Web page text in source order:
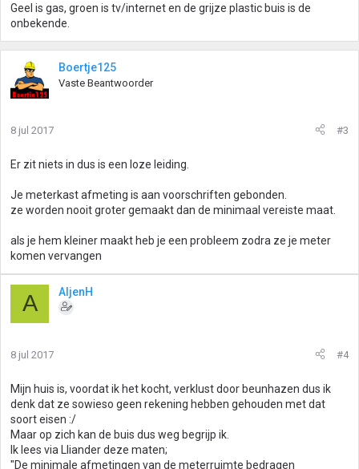
Geel is gas, groen is tv/internet en de grijze plastic buis is de
onbekende.
Boertje125
Vaste Beantwoorder
8 jul 2017 #3
Er zit niets in dus is een loze leiding.
Je meterkast afmeting is aan voorschriften gebonden.
ze worden nooit groter gemaakt dan de minimaal vereiste maat.
als je hem kleiner maakt heb je een probleem zodra ze je meter
komen vervangen
A AljenH
8 jul 2017 #4
Mijn huis is, voordat ik het kocht, verklust door beunhazen dus ik
denk dat ze sowieso geen rekening hebben gehouden met dat
soort eisen :/
Maar op zich kan de buis dus weg begrijp ik.
Ik lees via Lliander deze maten;
"De minimale afmetingen van de meterruimte bedragen